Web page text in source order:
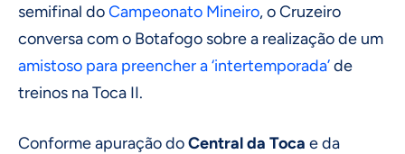
semifinal doCampeonato Mineiro, o Cruzeiro
conversa com o Botafogo sobre a realização de um
amistoso para preencher a ‘intertemporada’de
treinos na Toca II.
Conforme apuração doCentral da Toca e da